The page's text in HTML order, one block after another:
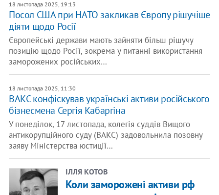
18 листопада 2025, 19:13
Посол США при НАТО закликав Європу рішучіше
діяти щодо Росії
Європейські держави мають зайняти більш рішучу
позицію щодо Росії, зокрема у питанні використання
заморожених російських…
18 листопада 2025, 11:30
ВАКС конфіскував українські активи російського
бізнесмена Сергія Кабаргіна
У понеділок, 17 листопада, колегія суддів Вищого
антикорупційного суду (ВАКС) задовольнила позовну
заяву Міністерства юстиції…
ІЛЛЯ КОТОВ
Коли заморожені активи рф